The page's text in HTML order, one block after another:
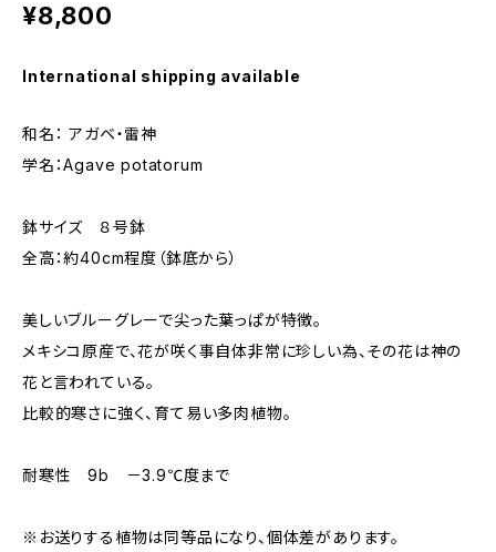
¥8,800
International shipping available
和名： アガベ・雷神
学名：Agave potatorum
鉢サイズ ８号鉢
全高：約40cm程度（鉢底から）
美しいブルーグレーで尖った葉っぱが特徴。
メキシコ原産で、花が咲く事自体非常に珍しい為、その花は神の
花と言われている。
比較的寒さに強く、育て易い多肉植物。
耐寒性 9b －3.9℃度まで
※お送りする植物は同等品になり、個体差があります。